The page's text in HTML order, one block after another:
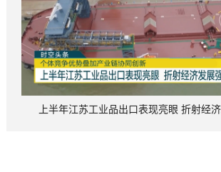
上半年江苏工业品出口表现亮眼 折射经